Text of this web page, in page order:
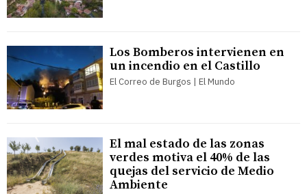
Los Bomberos intervienen en
un incendio en el Castillo
El Correo de Burgos | El Mundo
El mal estado de las zonas
verdes motiva el 40% de las
quejas del servicio de Medio
Ambiente